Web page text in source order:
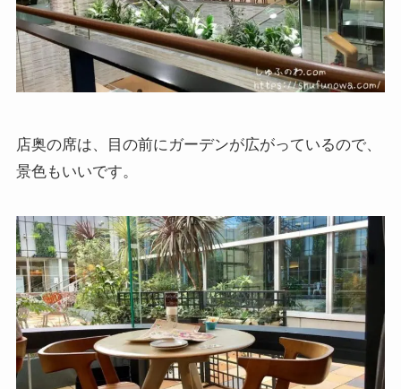
店奥の席は、目の前にガーデンが広がっているので、
景色もいいです。